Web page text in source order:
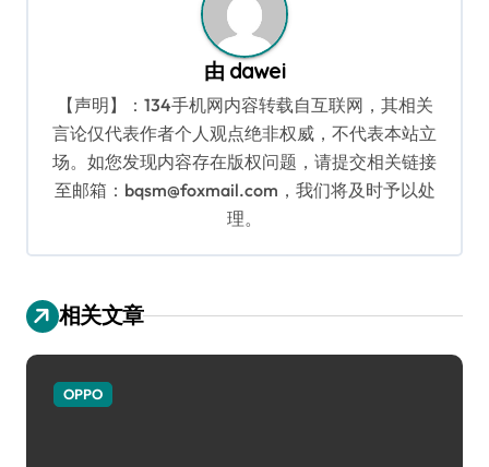
由 dawei
【声明】：134手机网内容转载自互联网，其相关
言论仅代表作者个人观点绝非权威，不代表本站立
场。如您发现内容存在版权问题，请提交相关链接
至邮箱：bqsm@foxmail.com，我们将及时予以处
理。
相关文章
OPPO